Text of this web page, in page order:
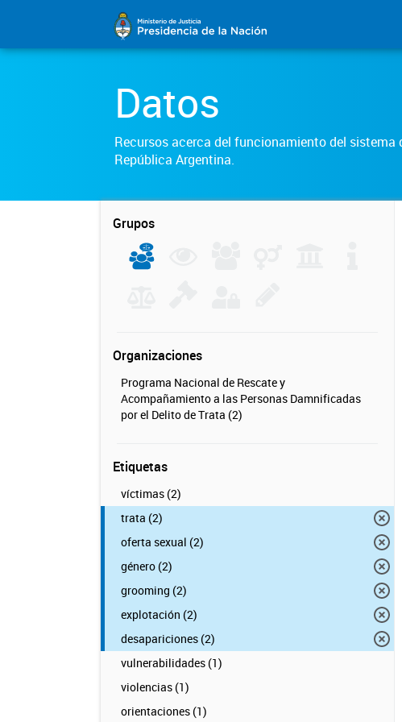
Datos
Recursos acerca del funcionamiento del sistema
República Argentina.
Grupos
Organizaciones
Programa Nacional de Rescate y
Acompañamiento a las Personas Damnificadas
por el Delito de Trata (2)
Etiquetas
víctimas (2)
trata (2)
oferta sexual (2)
género (2)
grooming (2)
explotación (2)
desapariciones (2)
vulnerabilidades (1)
violencias (1)
orientaciones (1)